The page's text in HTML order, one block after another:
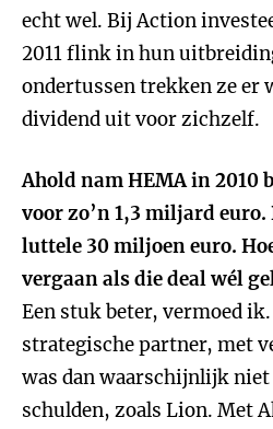
echt wel. Bij Action
2011 flink in hun
ondertussen trekken ze er
dividend uit voor zichzelf.
Ahold nam HEMA in 2010
voor zo’n 1,3 miljard
luttele 30 miljoen euro.
vergaan als die deal wél
Een stuk beter, vermoed
strategische partner, met
was dan waarschijnlijk
schulden, zoals Lion. Met